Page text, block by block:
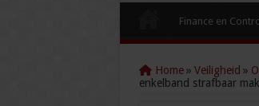
Finance en
Home » Veiligheid »
enkelband strafbaar